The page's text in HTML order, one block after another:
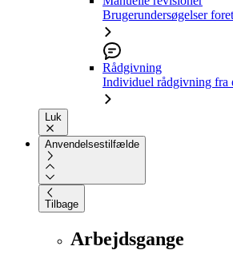
Brugerundersøgelser
Rådgivning
Individuel rådgivning fra
Luk
Anvendelsestilfælde
Tilbage
Arbejdsgange